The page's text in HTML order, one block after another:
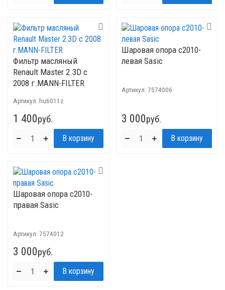
Фильтр масляный
Renault Master 2.3D с
2008 г.MANN-FILTER
Артикул: hu6011z
1 400руб.
Шаровая опора с2010-
левая Sasic
Артикул: 7574006
3 000руб.
Шаровая опора с2010-
правая Sasic
Артикул: 7574012
3 000руб.